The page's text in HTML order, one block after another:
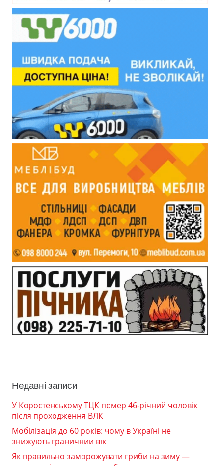
Недавні записи
У Коростенському ТЦК помер 46-річний чоловік
після проходження ВЛК
Мобілізація до 60 років: чому в Україні не
знижують граничний вік
Як правильно заморожувати гриби на зиму —